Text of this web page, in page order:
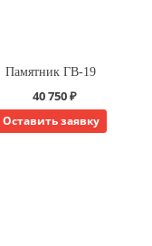
Памятник ГВ-19
40 750 ₽
Оставить заявку